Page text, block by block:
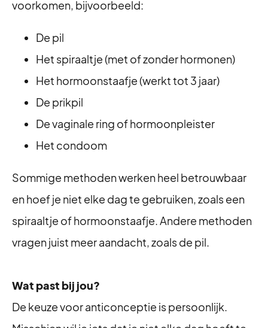
voorkomen, bijvoorbeeld:
De pil
Het spiraaltje (met of zonder hormonen)
Het hormoonstaafje (werkt tot 3 jaar)
De prikpil
De vaginale ring of hormoonpleister
Het condoom
Sommige methoden werken heel betrouwbaar
en hoef je niet elke dag te gebruiken, zoals een
spiraaltje of hormoonstaafje. Andere methoden
vragen juist meer aandacht, zoals de pil.
Wat past bij jou?
De keuze voor anticonceptie is persoonlijk.